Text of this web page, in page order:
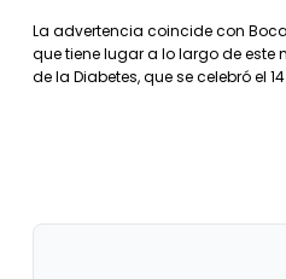
La advertencia coincide con
que tiene lugar a lo largo de este
de la Diabetes, que se celebró el